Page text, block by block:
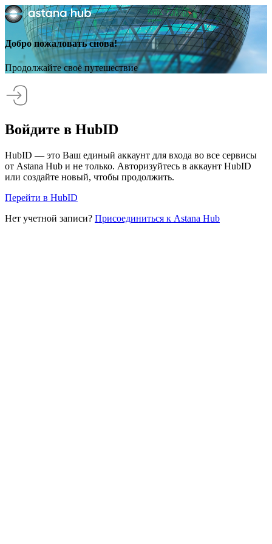
Добро пожаловать снова!
Продолжайте своё путешествие
Войдите в HubID
HubID — это Ваш единый аккаунт для входа во все сервисы
от Astana Hub и не только. Авторизуйтесь в аккаунт HubID
или создайте новый, чтобы продолжить.
Перейти в HubID
Нет учетной записи? Присоединиться к Astana Hub